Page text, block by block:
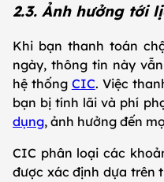
2.3. Ảnh hưởng tới
Khi bạn thanh toán
ngày, thông tin này
hệ thống CIC. Việc
bạn bị tính lãi và phí
dụng, ảnh hưởng đến
CIC phân loại các
được xác định dựa trên